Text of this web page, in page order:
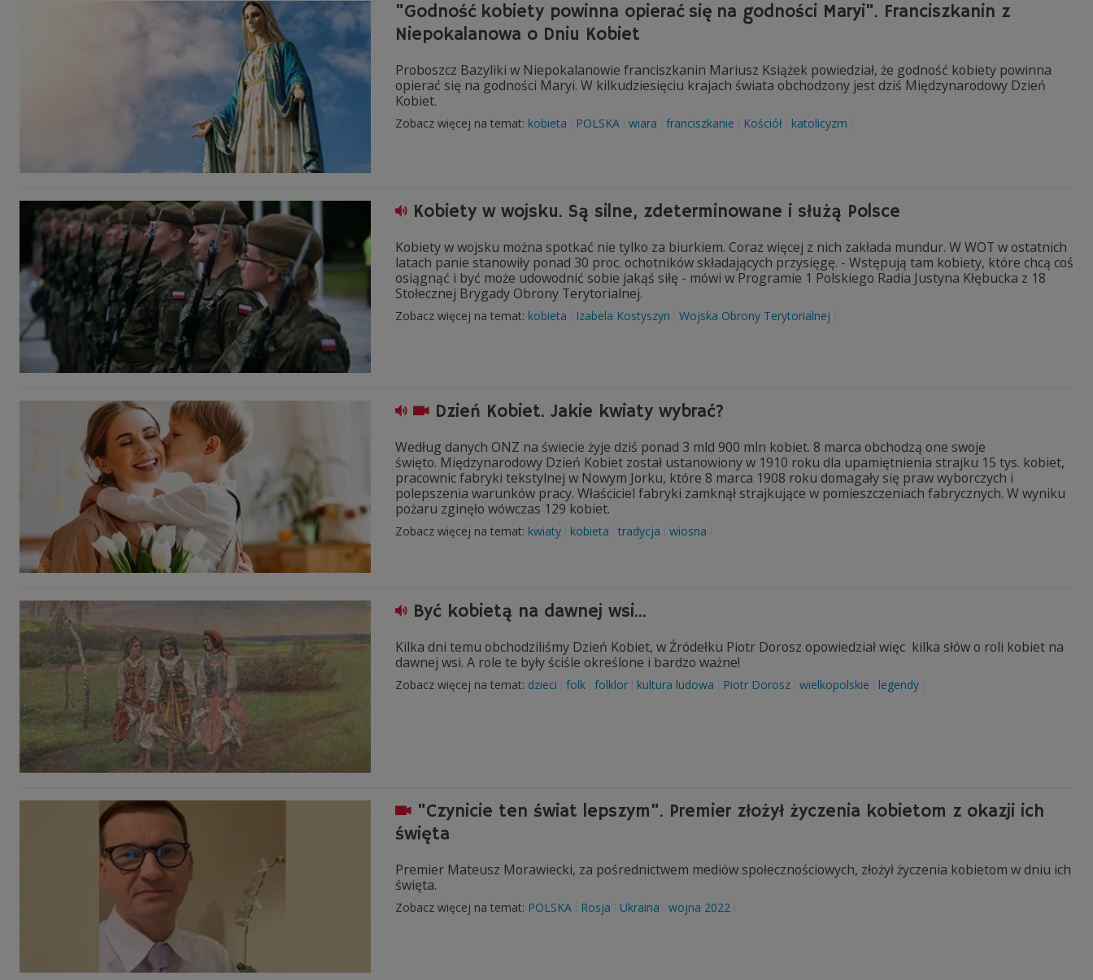
"Godność kobiety powinna opierać się na godności Maryi". Franciszkanin z
Niepokalanowa o Dniu Kobiet
Proboszcz Bazyliki w Niepokalanowie franciszkanin Mariusz Książek powiedział, że godność kobiety powinna
opierać się na godności Maryi. W kilkudziesięciu krajach świata obchodzony jest dziś Międzynarodowy Dzień
Kobiet.
Zobacz więcej na temat: kobieta POLSKA wiara franciszkanie Kościół katolicyzm
Kobiety w wojsku. Są silne, zdeterminowane i służą Polsce
Kobiety w wojsku można spotkać nie tylko za biurkiem. Coraz więcej z nich zakłada mundur. W WOT w ostatnich
latach panie stanowiły ponad 30 proc. ochotników składających przysięgę. - Wstępują tam kobiety, które chcą coś
osiągnąć i być może udowodnić sobie jakąś siłę - mówi w Programie 1 Polskiego Radia Justyna Kłębucka z 18
Stołecznej Brygady Obrony Terytorialnej.
Zobacz więcej na temat: kobieta Izabela Kostyszyn Wojska Obrony Terytorialnej
Dzień Kobiet. Jakie kwiaty wybrać?
Według danych ONZ na świecie żyje dziś ponad 3 mld 900 mln kobiet. 8 marca obchodzą one swoje
święto. Międzynarodowy Dzień Kobiet został ustanowiony w 1910 roku dla upamiętnienia strajku 15 tys. kobiet,
pracownic fabryki tekstylnej w Nowym Jorku, które 8 marca 1908 roku domagały się praw wyborczych i
polepszenia warunków pracy. Właściciel fabryki zamknął strajkujące w pomieszczeniach fabrycznych. W wyniku
pożaru zginęło wówczas 129 kobiet.
Zobacz więcej na temat: kwiaty kobieta tradycja wiosna
Być kobietą na dawnej wsi...
Kilka dni temu obchodziliśmy Dzień Kobiet, w Źródełku Piotr Dorosz opowiedział więc kilka słów o roli kobiet na
dawnej wsi. A role te były ściśle określone i bardzo ważne!
Zobacz więcej na temat: dzieci folk folklor kultura ludowa Piotr Dorosz wielkopolskie legendy
"Czynicie ten świat lepszym". Premier złożył życzenia kobietom z okazji ich
święta
Premier Mateusz Morawiecki, za pośrednictwem mediów społecznościowych, złożył życzenia kobietom w dniu ich
święta.
Zobacz więcej na temat: POLSKA Rosja Ukraina wojna 2022